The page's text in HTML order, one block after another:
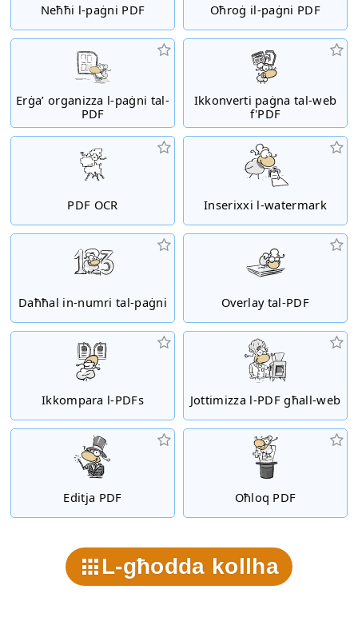
Neħħi l-paġni PDF Oħroġ il-paġni PDF
Erġa’ organizza l-paġni tal-
PDF
Ikkonverti paġna tal-web
f'PDF
PDF OCR Inserixxi l-watermark
Daħħal in-numri tal-paġni Overlay tal-PDF
Ikkompara l-PDFs Jottimizza l-PDF għall-web
Editja PDF Oħloq PDF
L-għodda kollha